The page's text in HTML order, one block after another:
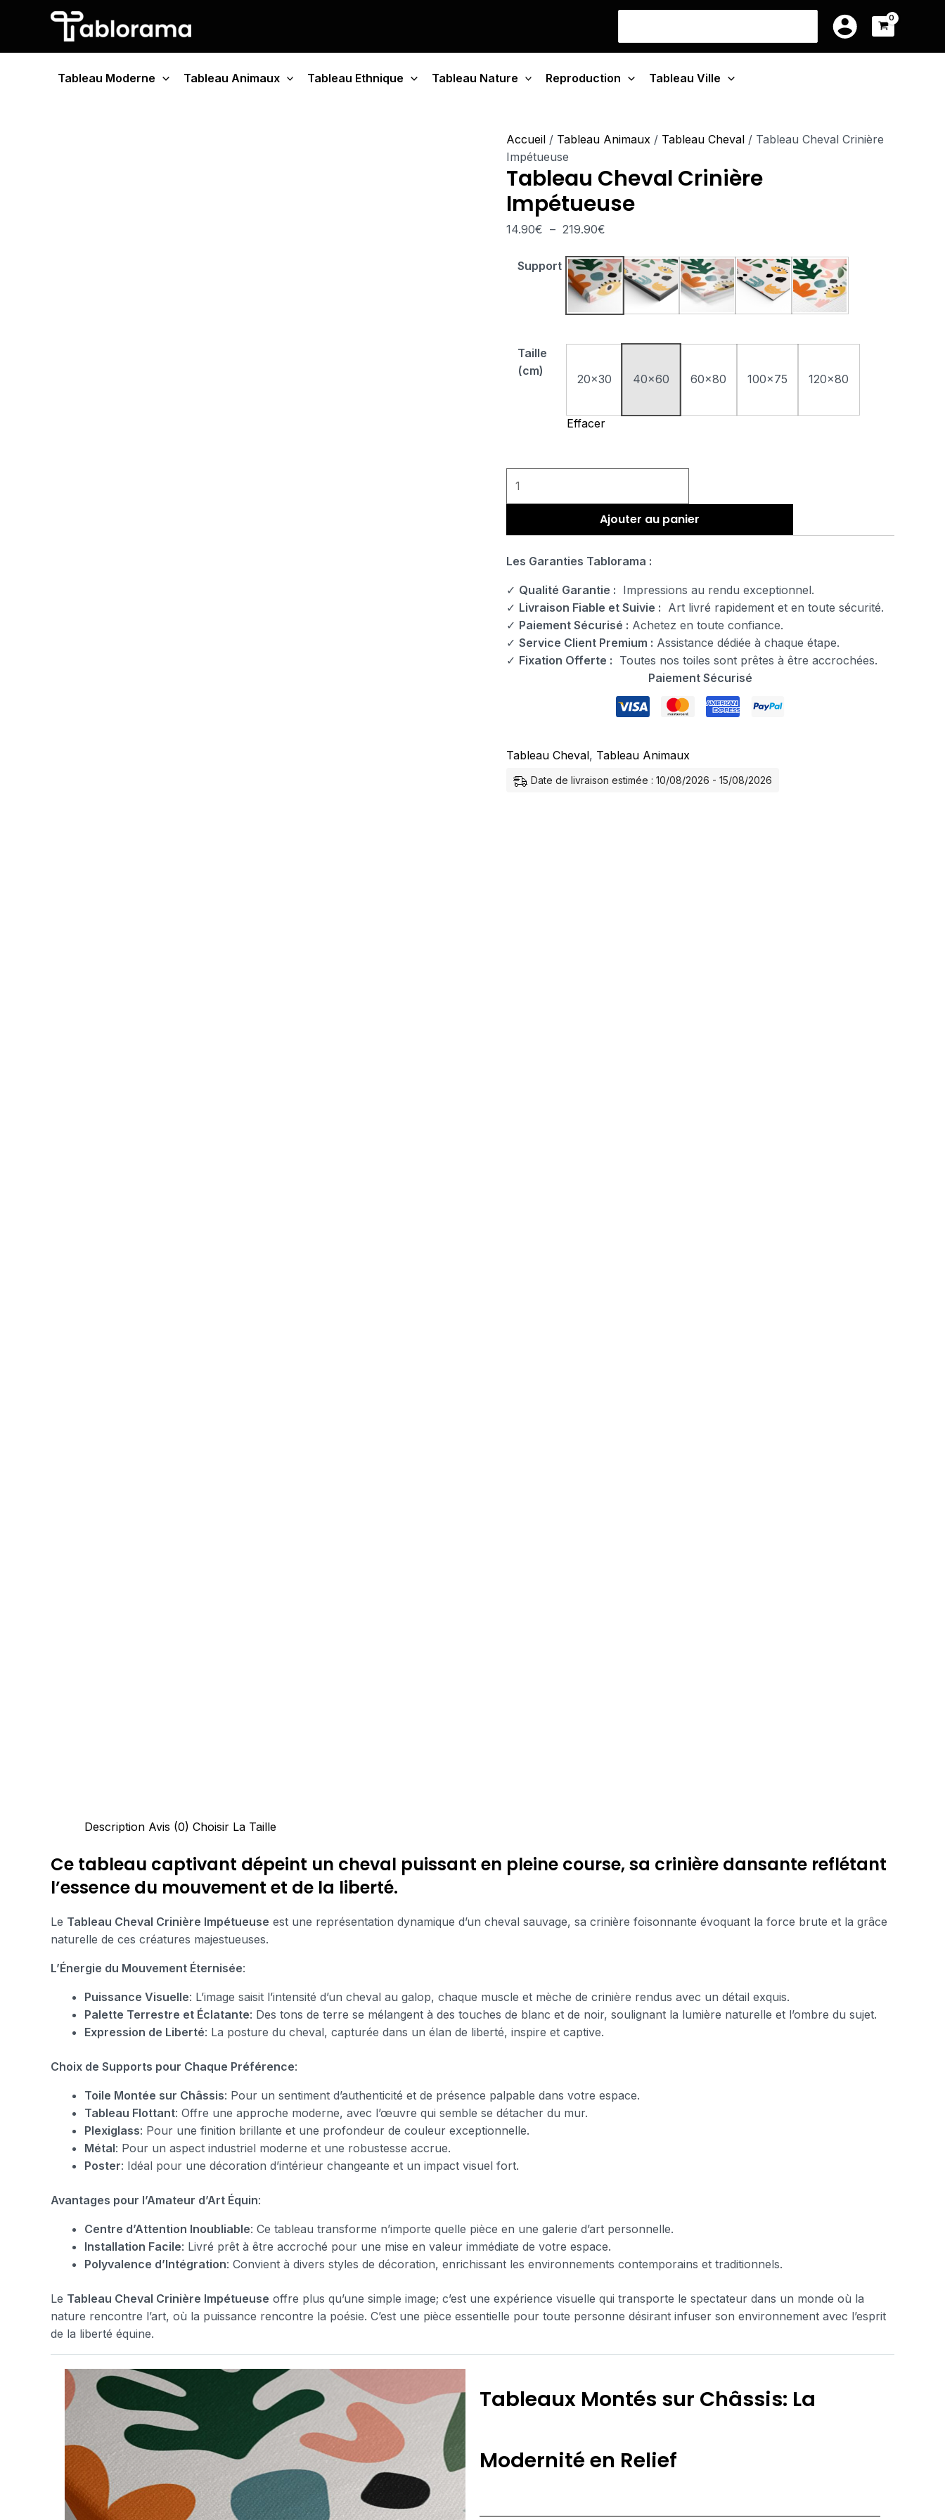
Tableau Moderne Tableau Animaux Tableau Ethnique Tableau Nature Reproduction Tableau Ville
Accueil / Tableau Animaux / Tableau Cheval / Tableau Cheval Crinière
Impétueuse
Tableau Cheval Crinière
Impétueuse
14.90€ – 219.90€
Plage
prix :
à
Support
Tableau Monté Sur Châssis
Tableau Cadre Flottant
Tableau PlexiglasTableau AluminiumPoster sur Papier
Taille
(cm)
20x30 40x60 60x80 100x75 120x80
Effacer
Crinière
Ajouter au panier
Les Garanties Tablorama :
✓ Qualité Garantie : Impressions au rendu exceptionnel.
✓ Livraison Fiable et Suivie : Art livré rapidement et en toute sécurité.
✓ Paiement Sécurisé : Achetez en toute confiance.
✓ Service Client Premium : Assistance dédiée à chaque étape.
✓ Fixation Offerte : Toutes nos toiles sont prêtes à être accrochées.
Paiement Sécurisé
Tableau Cheval, Tableau Animaux
Date de livraison estimée : 10/08/2026 - 15/08/2026
Description Avis (0) Choisir La Taille
Ce tableau captivant dépeint un cheval puissant en pleine course, sa crinière dansante reflétant
l’essence du mouvement et de la liberté.
Le Tableau Cheval Crinière Impétueuse est une représentation dynamique d’un cheval sauvage, sa crinière foisonnante évoquant la force brute et la grâce
naturelle de ces créatures majestueuses.
L’Énergie du Mouvement Éternisée:
Puissance Visuelle: L’image saisit l’intensité d’un cheval au galop, chaque muscle et mèche de crinière rendus avec un détail exquis.
Palette Terrestre et Éclatante: Des tons de terre se mélangent à des touches de blanc et de noir, soulignant la lumière naturelle et l’ombre du sujet.
Expression de Liberté: La posture du cheval, capturée dans un élan de liberté, inspire et captive.
Choix de Supports pour Chaque Préférence:
Toile Montée sur Châssis: Pour un sentiment d’authenticité et de présence palpable dans votre espace.
Tableau Flottant: Offre une approche moderne, avec l’œuvre qui semble se détacher du mur.
Plexiglass: Pour une finition brillante et une profondeur de couleur exceptionnelle.
Métal: Pour un aspect industriel moderne et une robustesse accrue.
Poster: Idéal pour une décoration d’intérieur changeante et un impact visuel fort.
Avantages pour l’Amateur d’Art Équin:
Centre d’Attention Inoubliable: Ce tableau transforme n’importe quelle pièce en une galerie d’art personnelle.
Installation Facile: Livré prêt à être accroché pour une mise en valeur immédiate de votre espace.
Polyvalence d’Intégration: Convient à divers styles de décoration, enrichissant les environnements contemporains et traditionnels.
Le Tableau Cheval Crinière Impétueuse offre plus qu’une simple image; c’est une expérience visuelle qui transporte le spectateur dans un monde où la
nature rencontre l’art, où la puissance rencontre la poésie. C’est une pièce essentielle pour toute personne désirant infuser son environnement avec l’esprit
de la liberté équine.
Tableaux Montés sur Châssis: La
Modernité en Relief
14.90€
219.90€